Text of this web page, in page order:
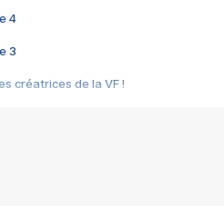
4
3
créatrices de la VF !